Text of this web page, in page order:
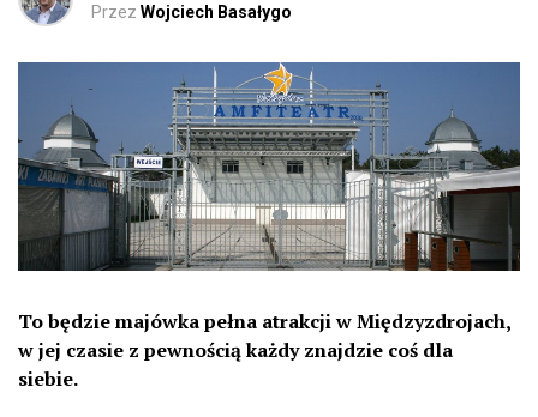
Przez Wojciech Basałygo
To będzie majówka pełna atrakcji w Międzyzdrojach,
w jej czasie z pewnością każdy znajdzie coś dla
siebie.